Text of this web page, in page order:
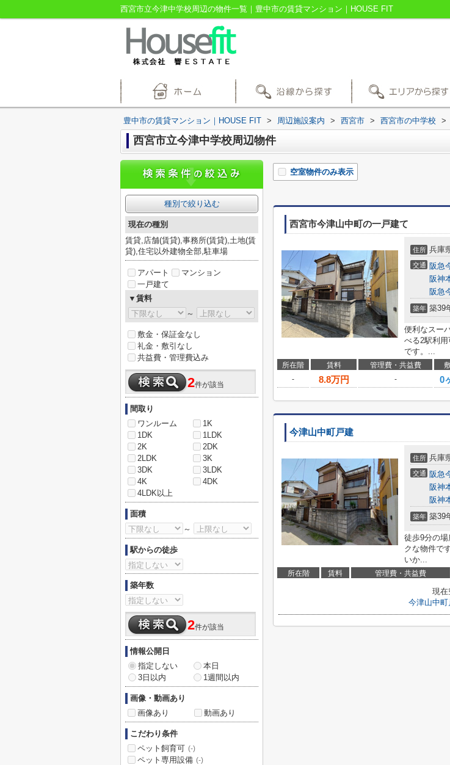
西宮市立今津中学校周辺の物件一覧｜豊中市の賃貸マンション｜HOUSE FIT
豊中市の賃貸マンション｜HOUSE FIT > 周辺施設案内 > 西宮市 > 西宮市の中学校 >
西宮市立今津中学校周辺物件
空室物件のみ表示
西宮市今津山中町の一戸建て
住所 兵庫
交通 阪急
阪神
阪急
築年 築39
便利なスー
べる2駅利
です。...
所在階 賃料 管理費・共益費
-
8.8万円 - 0
今津山中町戸建
住所 兵庫
交通 阪急
阪神
阪神
築年 築39
徒歩9分の
クな物件で
いか...
所在階 賃料 管理費・共益費
現在
今津山中
種別で絞り込む
現在の種別
賃貸,店舗(賃貸),事務所(賃貸),土地(賃
貸),住宅以外建物全部,駐車場
アパート
マンション
一戸建て
▼賃料
～
敷金・保証金なし
礼金・敷引なし
共益費・管理費込み
2件が該当
間取り
ワンルーム
1K
1DK
1LDK
2K
2DK
2LDK
3K
3DK
3LDK
4K
4DK
4LDK以上
面積
～
駅からの徒歩
築年数
2件が該当
情報公開日
指定しない
本日
3日以内
1週間以内
画像・動画あり
画像あり
動画あり
こだわり条件
ペット飼育可 (-)
ペット専用設備 (-)